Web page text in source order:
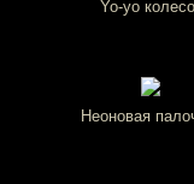
Yo-yo колесо
Неоновая